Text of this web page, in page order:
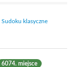
Sudoku klasyczne
6074. miejsce